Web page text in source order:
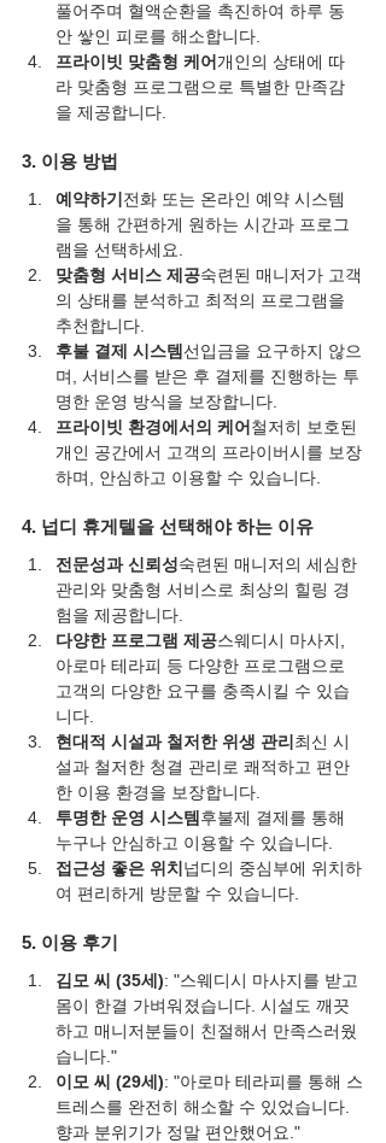
풀어주며 혈액순환을 촉진하여 하루 동
안 쌓인 피로를 해소합니다.
프라이빗 맞춤형 케어 개인의 상태에 따
라 맞춤형 프로그램으로 특별한 만족감
을 제공합니다.
3. 이용 방법
예약하기 전화 또는 온라인 예약 시스템
을 통해 간편하게 원하는 시간과 프로그
램을 선택하세요.
맞춤형 서비스 제공숙련된 매니저가 고객
의 상태를 분석하고 최적의 프로그램을
추천합니다.
후불 결제 시스템 선입금을 요구하지 않으
며, 서비스를 받은 후 결제를 진행하는 투
명한 운영 방식을 보장합니다.
프라이빗 환경에서의 케어 철저히 보호된
개인 공간에서 고객의 프라이버시를 보장
하며, 안심하고 이용할 수 있습니다.
4. 넙디 휴게텔을 선택해야 하는 이유
전문성과 신뢰성숙련된 매니저의 세심한
관리와 맞춤형 서비스로 최상의 힐링 경
험을 제공합니다.
다양한 프로그램 제공스웨디시 마사지,
아로마 테라피 등 다양한 프로그램으로
고객의 다양한 요구를 충족시킬 수 있습
니다.
현대적 시설과 철저한 위생 관리 최신 시
설과 철저한 청결 관리로 쾌적하고 편안
한 이용 환경을 보장합니다.
투명한 운영 시스템 후불제 결제를 통해
누구나 안심하고 이용할 수 있습니다.
접근성 좋은 위치 넙디의 중심부에 위치하
여 편리하게 방문할 수 있습니다.
5. 이용 후기
김모 씨 (35세): "스웨디시 마사지를 받고
몸이 한결 가벼워졌습니다. 시설도 깨끗
하고 매니저분들이 친절해서 만족스러웠
습니다."
이모 씨 (29세): "아로마 테라피를 통해 스
트레스를 완전히 해소할 수 있었습니다.
향과 분위기가 정말 편안했어요."